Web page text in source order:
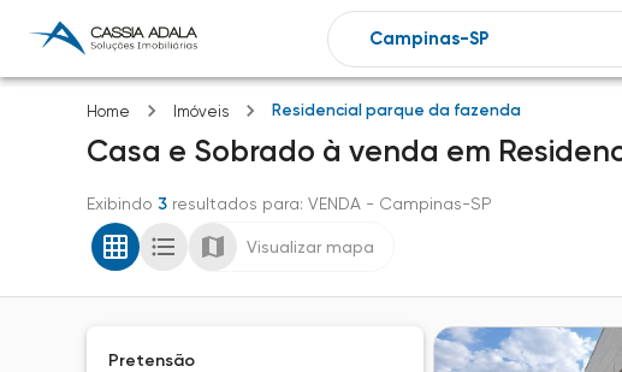
Home Imóveis Residencial parque da fazenda
Casa e Sobrado à venda em
Exibindo 3 resultados para: VENDA - Campinas-SP
Visualizar mapa
Pretensão